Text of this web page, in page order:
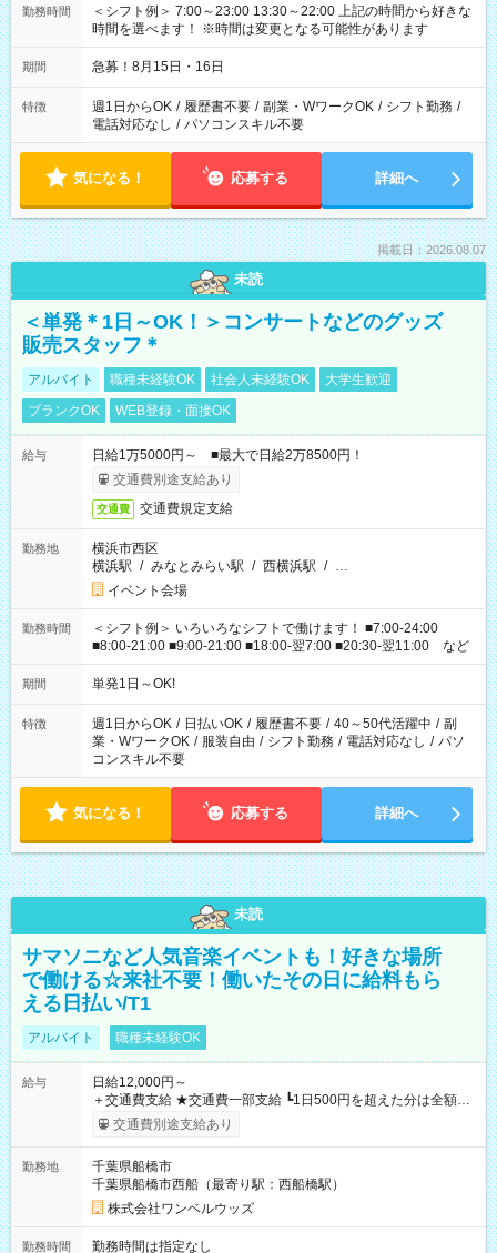
勤務時間
＜シフト例＞ 7:00～23:00 13:30～22:00 上記の時間から好きな
時間を選べます！ ※時間は変更となる可能性があります
期間 急募！8月15日・16日
特徴 週1日からOK / 履歴書不要 / 副業・WワークOK / シフト勤務 /
電話対応なし / パソコンスキル不要
気になる！ 応募する 詳細へ
掲載日：2026.08.07
未読
＜単発＊1日～OK！＞コンサートなどのグッズ
販売スタッフ＊
アルバイト 職種未経験OK 社会人未経験OK
大学生歓迎
ブランクOK
WEB登録・面接OK
給与
日給1万5000円～ ■最大で日給2万8500円！
交通費別途支給あり
交通費 交通費規定支給
勤務地
横浜市西区
横浜駅 / みなとみらい駅 / 西横浜駅 / …
イベント会場
勤務時間
＜シフト例＞ いろいろなシフトで働けます！ ■7:00-24:00
■8:00-21:00 ■9:00-21:00 ■18:00-翌7:00 ■20:30-翌11:00 など
期間 単発1日～OK!
特徴 週1日からOK / 日払いOK / 履歴書不要 / 40～50代活躍中 / 副
業・WワークOK / 服装自由 / シフト勤務 / 電話対応なし / パソ
コンスキル不要
気になる！ 応募する 詳細へ
未読
サマソニなど人気音楽イベントも！好きな場所
で働ける☆来社不要！働いたその日に給料もら
える日払い/T1
アルバイト 職種未経験OK
給与
日給12,000円～
＋交通費支給 ★交通費一部支給 ┗1日500円を超えた分は全額支
給！ ※往復500円以内の方は自己負担となります ★日払いOK！
（規定あり） ┗働いたその日に現金GET♪ お仕事後はコンビニ
なし
交通費別途支給あり
勤務地
千葉県船橋市
千葉県船橋市西船（最寄り駅：西船橋駅）
株式会社ワンベルウッズ
勤務時間
勤務時間は指定なし